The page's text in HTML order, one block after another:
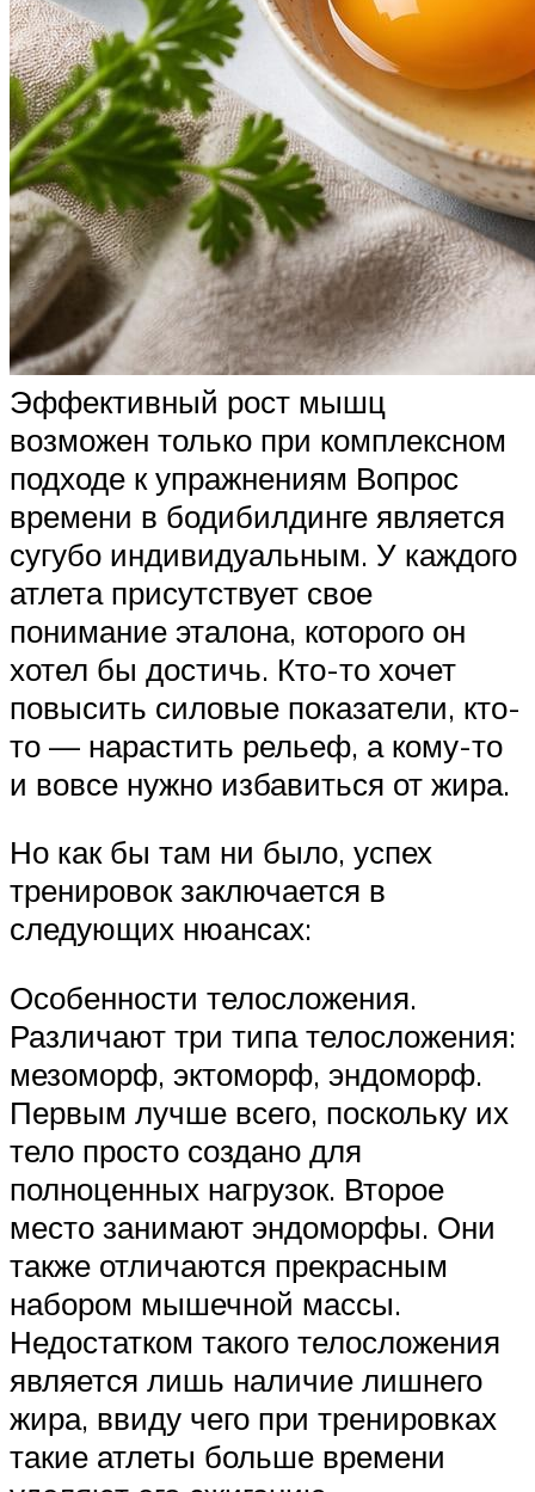
Эффективный рост мышц
возможен только при комплексном
подходе к упражнениям Вопрос
времени в бодибилдинге является
сугубо индивидуальным. У каждого
атлета присутствует свое
понимание эталона, которого он
хотел бы достичь. Кто-то хочет
повысить силовые показатели, кто-
то — нарастить рельеф, а кому-то
и вовсе нужно избавиться от жира.
Но как бы там ни было, успех
тренировок заключается в
следующих нюансах:
Особенности телосложения.
Различают три типа телосложения:
мезоморф, эктоморф, эндоморф.
Первым лучше всего, поскольку их
тело просто создано для
полноценных нагрузок. Второе
место занимают эндоморфы. Они
также отличаются прекрасным
набором мышечной массы.
Недостатком такого телосложения
является лишь наличие лишнего
жира, ввиду чего при тренировках
такие атлеты больше времени